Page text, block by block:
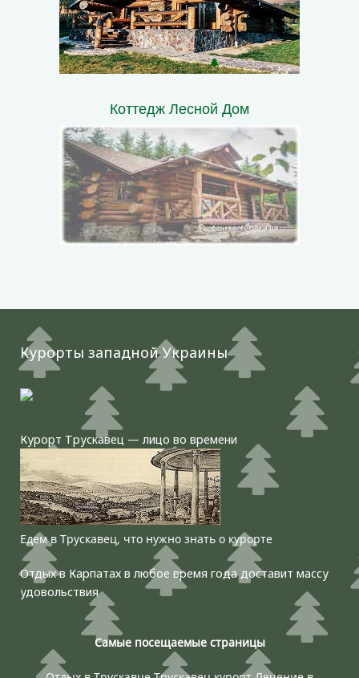
Коттедж Лесной Дом
Курорты западной Украины
Курорт Трускавец — лицо во времени
Едем в Трускавец, что нужно знать о курорте
Отдых в Карпатах в любое время года доставит массу
удовольствия
Самые посещаемые страницы